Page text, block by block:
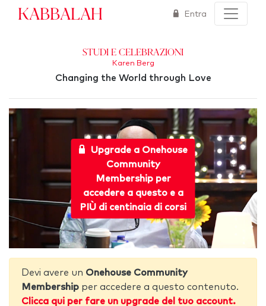
Kabbalah Entra
Studi e Celebrazioni
Karen Berg
Changing the World through Love
Upgrade a Onehouse
Community
Membership per
accedere a questo e a
PIÙ di centinaia di corsi
Devi avere un Onehouse Community
Membership per accedere a questo contenuto.
Clicca qui per fare un upgrade del tuo account.